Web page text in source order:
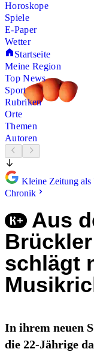
Horoskope
Spiele
E-Paper
Wetter
Startseite
Meine Region
Top News
Sport
Rubriken
Orte
Themen
Autoren
Kleine Zeitung als
Chronik
Aus
schlägt
In ihrem neuen
die 22-Jährige